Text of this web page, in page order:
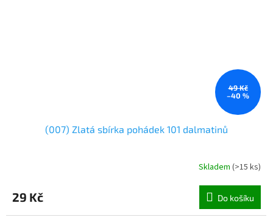
49 Kč
–40 %
(007) Zlatá sbírka pohádek 101 dalmatinů
Skladem (>15 ks)
29 Kč Do košíku